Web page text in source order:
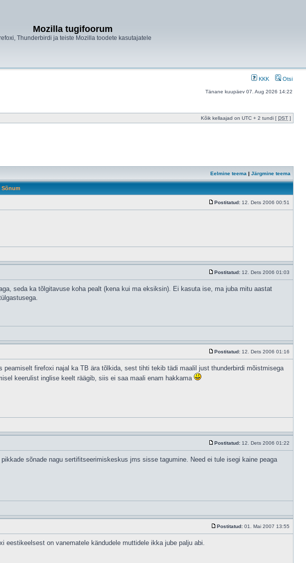
Mozilla tugifoorum
Thunderbirdi ja teiste Mozilla toodete kasutajatele
KKK Otsi
Tänane kuupäev 07. Aug 2026 14:22
Kõik kellaajad on UTC + 2 tundi [ DST ]
Eelmine teema | Järgmine teema
Sõnum
Postitatud: 12. Dets 2006 00:51
Postitatud: 12. Dets 2006 01:03
seda ka tõlgitavuse koha pealt (kena kui ma eksiksin). Ei kasuta ise, ma juba mitu aastat
Postitatud: 12. Dets 2006 01:16
firefoxi najal ka TB ära tõlkida, sest tihti tekib tädi maalil just thunderbirdi mõistmisega
keerulist inglise keelt räägib, siis ei saa maali enam hakkama
Postitatud: 12. Dets 2006 01:22
sõnade nagu sertifitseerimiskeskus jms sisse tagumine. Need ei tule isegi kaine peaga
Postitatud: 01. Mai 2007 13:55
on vanematele kändudele muttidele ikka jube palju abi.